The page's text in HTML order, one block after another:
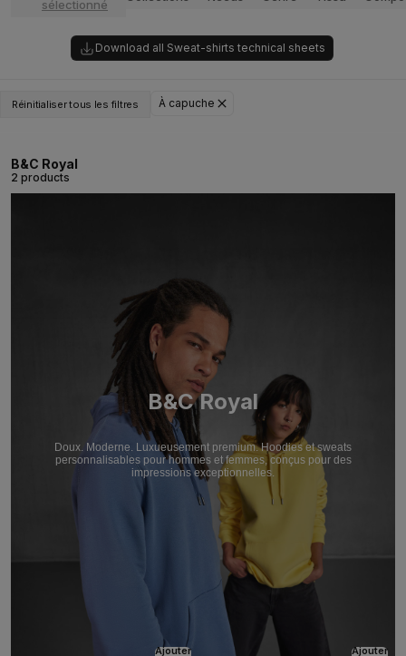
sélectionné
Download all Sweat-shirts technical sheets
Réinitialiser tous les filtres À capuche
B&C Royal
2 products
B&C Royal
Doux. Moderne. Luxueusement premium. Hoodies et sweats
personnalisables pour hommes et femmes, conçus pour des
impressions exceptionnelles.
Ajouter
Ajouter